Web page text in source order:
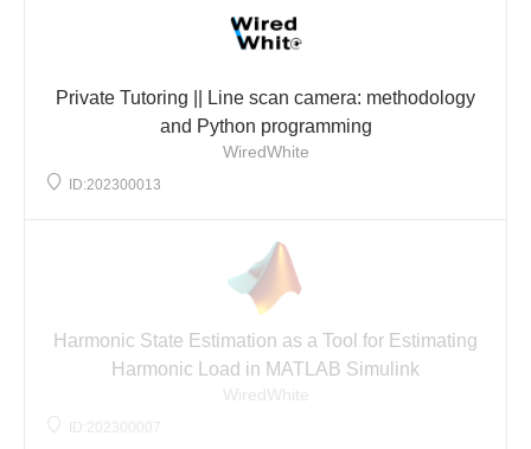
Private Tutoring || Line scan camera: methodology
and Python programming
WiredWhite
ID:202300013
Harmonic State Estimation as a Tool for Estimating
Harmonic Load in MATLAB Simulink
WiredWhite
ID:202300007